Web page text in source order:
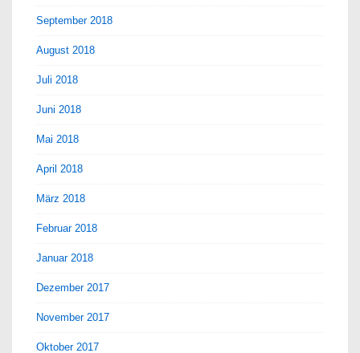
September 2018
August 2018
Juli 2018
Juni 2018
Mai 2018
April 2018
März 2018
Februar 2018
Januar 2018
Dezember 2017
November 2017
Oktober 2017